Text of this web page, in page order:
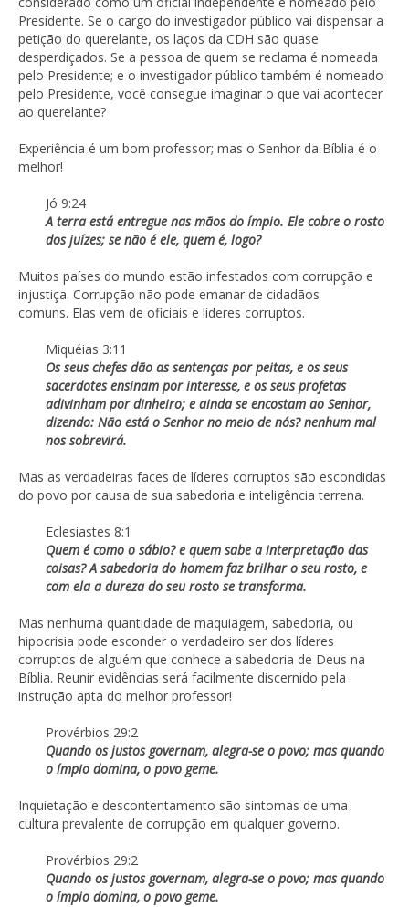
Presidente. Se o cargo do investigador público vai dispensar a
petição do querelante, os laços da CDH são quase
desperdiçados. Se a pessoa de quem se reclama é nomeada
pelo Presidente; e o investigador público também é nomeado
pelo Presidente, você consegue imaginar o que vai acontecer
ao querelante?
Experiência é um bom professor; mas o Senhor da Bíblia é o
melhor!
Jó 9:24
A terra está entregue nas mãos do ímpio. Ele cobre o rosto
dos juízes; se não é ele, quem é, logo?
Muitos países do mundo estão infestados com corrupção e
injustiça. Corrupção não pode emanar de cidadãos
comuns. Elas vem de oficiais e líderes corruptos.
Miquéias 3:11
Os seus chefes dão as sentenças por peitas, e os seus
sacerdotes ensinam por interesse, e os seus profetas
adivinham por dinheiro; e ainda se encostam ao Senhor,
dizendo: Não está o Senhor no meio de nós? nenhum mal
nos sobrevirá.
Mas as verdadeiras faces de líderes corruptos são escondidas
do povo por causa de sua sabedoria e inteligência terrena.
Eclesiastes 8:1
Quem é como o sábio? e quem sabe a interpretação das
coisas? A sabedoria do homem faz brilhar o seu rosto, e
com ela a dureza do seu rosto se transforma.
Mas nenhuma quantidade de maquiagem, sabedoria, ou
hipocrisia pode esconder o verdadeiro ser dos líderes
corruptos de alguém que conhece a sabedoria de Deus na
Bíblia. Reunir evidências será facilmente discernido pela
instrução apta do melhor professor!
Provérbios 29:2
Quando os justos governam, alegra-se o povo; mas quando
o ímpio domina, o povo geme.
Inquietação e descontentamento são sintomas de uma
cultura prevalente de corrupção em qualquer governo.
Provérbios 29:2
Quando os justos governam, alegra-se o povo; mas quando
o ímpio domina, o povo geme.